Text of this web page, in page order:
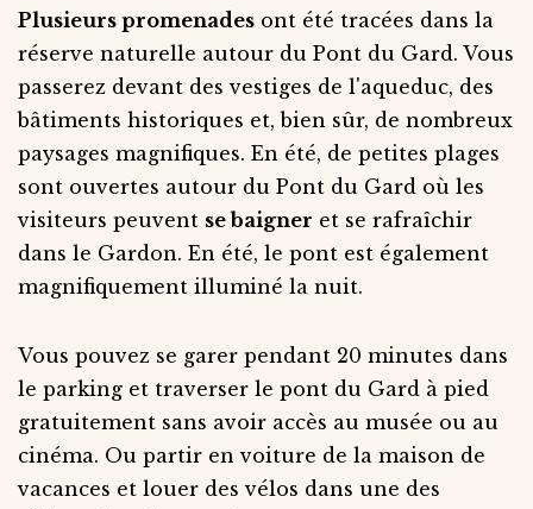
Plusieurs promenades ont été tracées dans la
réserve naturelle autour du Pont du Gard. Vous
passerez devant des vestiges de l'aqueduc, des
bâtiments historiques et, bien sûr, de nombreux
paysages magnifiques. En été, de petites plages
sont ouvertes autour du Pont du Gard où les
visiteurs peuvent se baigner et se rafraîchir
dans le Gardon. En été, le pont est également
magnifiquement illuminé la nuit.
Vous pouvez se garer pendant 20 minutes dans
le parking et traverser le pont du Gard à pied
gratuitement sans avoir accès au musée ou au
cinéma. Ou partir en voiture de la maison de
vacances et louer des vélos dans une des